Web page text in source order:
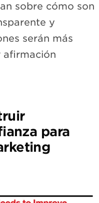
sobre cómo son
y
serán más
afirmación
para